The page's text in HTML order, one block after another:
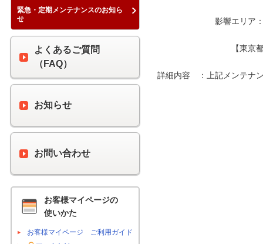
影響エリア：　下記
【東京
詳細内容　：上記メンテナ
緊急・定期メンテナンスのお知ら
せ
よくあるご質問
（FAQ）
お知らせ
お問い合わせ
お客様マイページの
使いかた
お客様マイページ ご利用ガイド